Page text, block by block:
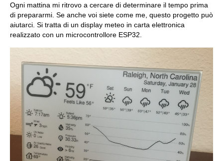
Ogni mattina mi ritrovo a cercare di determinare il tempo prima
di prepararmi. Se anche voi siete come me, questo progetto può
aiutarci. Si tratta di un display meteo in carta elettronica
realizzato con un microcontrollore ESP32.